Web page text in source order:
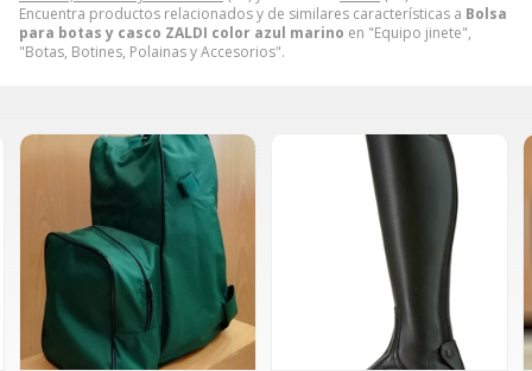
Encuentra productos relacionados y de similares características a Bolsa
para botas y casco ZALDI color azul marino en "Equipo jinete",
"Botas, Botines, Polainas y Accesorios".